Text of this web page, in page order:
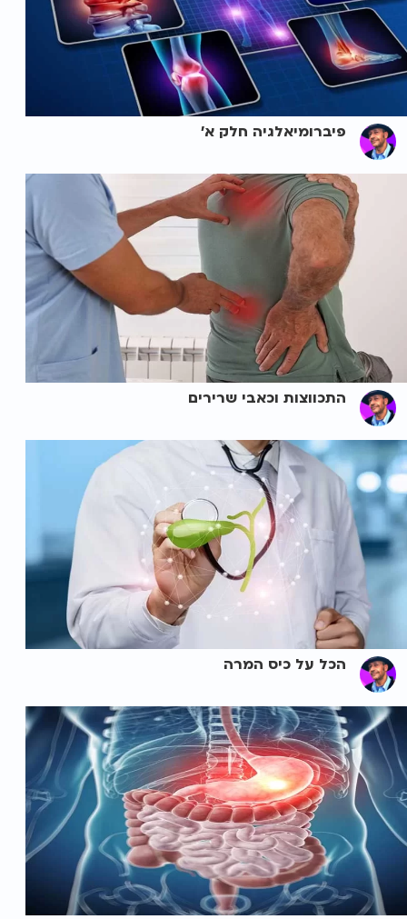
פיברומיאלגיה חלק א'
התכווצות וכאבי שרירים
הכל על כיס המרה